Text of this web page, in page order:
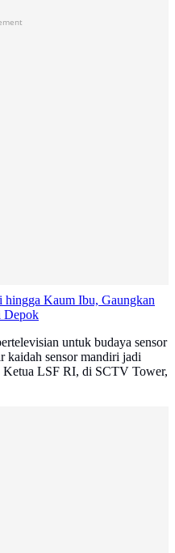
hingga Kaum Ibu, Gaungkan
Depok
untuk budaya sensor
kaidah sensor mandiri jadi
Ketua LSF RI, di SCTV Tower,